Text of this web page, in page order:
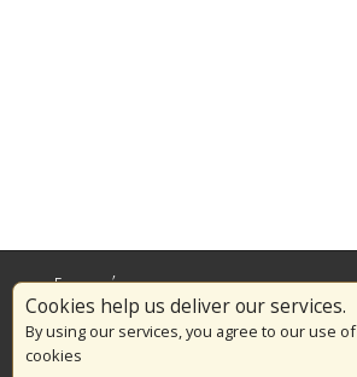
Cookies help us deliver our services.
By using our services, you agree to our use of
cookies
Επικαιρότητα
Το Πυροσβεστικό Σώμα